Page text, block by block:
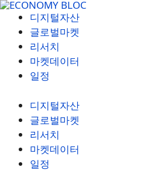
컨
디지털자산
글로벌마켓
리서치
마켓데이터
일정
디지털자산
글로벌마켓
리서치
마켓데이터
일정